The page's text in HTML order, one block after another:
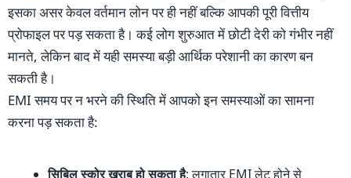
इसका असर केवल वर्तमान लोन पर ही नहीं बल्कि आपकी पूरी वित्तीय
प्रोफाइल पर पड़ सकता है। कई लोग शुरुआत में छोटी देरी को गंभीर नहीं
मानते, लेकिन बाद में यही समस्या बड़ी आर्थिक परेशानी का कारण बन
सकती है।
EMI समय पर न भरने की स्थिति में आपको इन समस्याओं का सामना
करना पड़ सकता है:
सिबिल स्कोर खराब हो सकता है: लगातार EMI लेट होने से